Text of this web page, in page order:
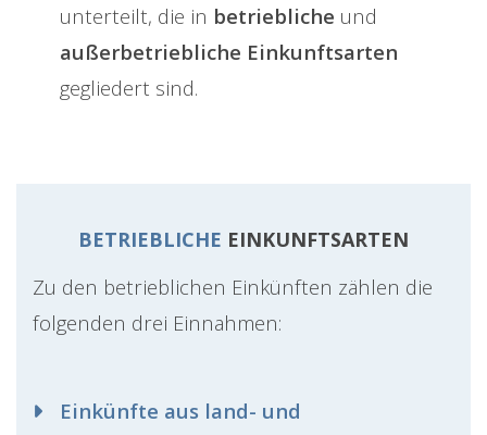
unterteilt, die in betriebliche und
außerbetriebliche Einkunftsarten
gegliedert sind.
BETRIEBLICHE EINKUNFTSARTEN
Zu den betrieblichen Einkünften zählen die
folgenden drei Einnahmen:
Einkünfte aus land- und